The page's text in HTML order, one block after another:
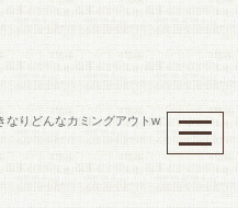
なりどんなカミングアウトw